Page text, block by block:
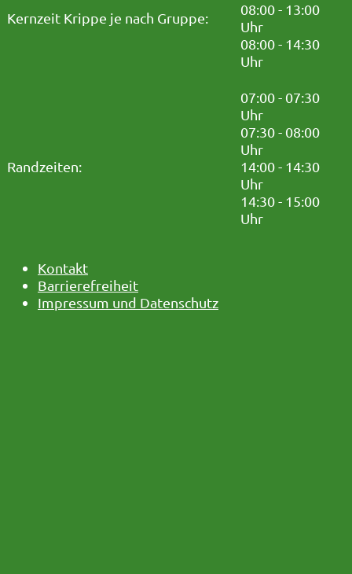
Kernzeit Krippe je nach Gruppe:
08:00 - 13:00
Uhr
08:00 - 14:30
Uhr
Randzeiten:
07:00 - 07:30
Uhr
07:30 - 08:00
Uhr
14:00 - 14:30
Uhr
14:30 - 15:00
Uhr
Kontakt
Barrierefreiheit
Impressum und Datenschutz